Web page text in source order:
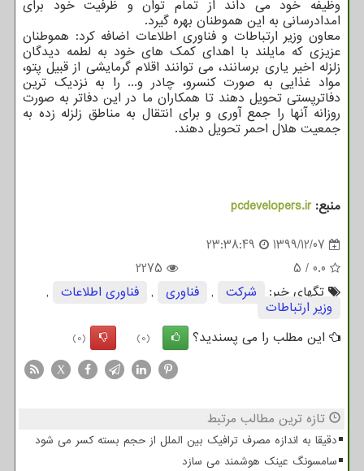
وظیفه خود می داند از تمام توان و ظرفیت خود برای
امدادرسانی به این هموطنان بهره گیرد.
معاون وزیر ارتباطات و فناوری اطلاعات اضافه کرد: هموطنان
عزیزی که مایلند با اهدای کمک های خود به لطمه دیدگان
زلزله اخیر یاری برسانند، می توانند اقلام گرمایشی از قبیل پتو،
مواد غذایی به صورت کنسرو، چادر و... را به نزدیک ترین
دفاترپستی تحویل دهند تا همکاران ما در این دفاتر به صورت
روزانه آنها را جمع آوری و برای انتقال به مناطق زلزله زده به
جمعیت هلال احمر تحویل دهند.
منبع:pcdevelopers.ir
1399/12/07
23:38:49
0.0
/
5
2275
تگهای خبر:
شركت , فناوری , فناوری اطلاعات ,
وزیر ارتباطات
این مطلب را می پسندید؟
(0)
(0)
X
تازه ترین مطالب مرتبط
دقیقا به اندازه مصرف ترافیک بین الملل از حجم بسته کسر می شود
سامسونگ عینک هوشمند می سازد